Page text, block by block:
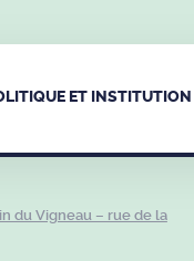
ET INSTITUTION
du Vigneau – rue de la